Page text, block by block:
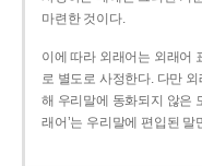
마련한 것이다.
이에 따라 외래어는 외래어
로 별도로 사정한다. 다만
해 우리말에 동화되지 않은
래어’는 우리말에 편입된